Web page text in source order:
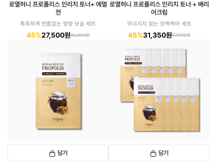
로열허니 프로폴리스 인리치 토너+ 에멀
전
촉촉하게 빈틈없는 영양 보습 세트
45%27,500원50,000원
로열허니 프로폴리스 인리치 토너 + 배리
어크림
무너지지 않는 장벽케어 세트
45%31,350원57,000원
담기 담기